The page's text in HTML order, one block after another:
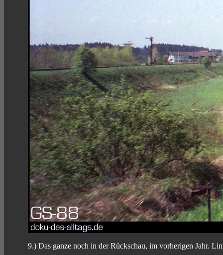
9.) Das ganze noch in der Rückschau, im vorherigen Jahr.